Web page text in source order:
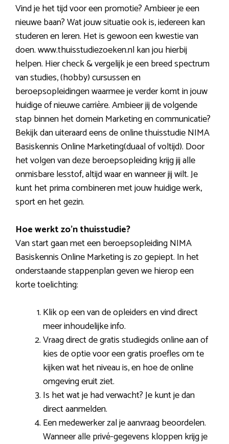
Vind je het tijd voor een promotie? Ambieer je een
nieuwe baan? Wat jouw situatie ook is, iedereen kan
studeren en leren. Het is gewoon een kwestie van
doen. www.thuisstudiezoeken.nl kan jou hierbij
helpen. Hier check & vergelijk je een breed spectrum
van studies, (hobby) cursussen en
beroepsopleidingen waarmee je verder komt in jouw
huidige of nieuwe carrière. Ambieer jij de volgende
stap binnen het domein Marketing en communicatie?
Bekijk dan uiteraard eens de online thuisstudie NIMA
Basiskennis Online Marketing(duaal of voltijd). Door
het volgen van deze beroepsopleiding krijg jij alle
onmisbare lesstof, altijd waar en wanneer jij wilt. Je
kunt het prima combineren met jouw huidige werk,
sport en het gezin.
Hoe werkt zo’n thuisstudie?
Van start gaan met een beroepsopleiding NIMA
Basiskennis Online Marketing is zo gepiept. In het
onderstaande stappenplan geven we hierop een
korte toelichting:
Klik op een van de opleiders en vind direct
meer inhoudelijke info.
Vraag direct de gratis studiegids online aan of
kies de optie voor een gratis proefles om te
kijken wat het niveau is, en hoe de online
omgeving eruit ziet.
Is het wat je had verwacht? Je kunt je dan
direct aanmelden.
Een medewerker zal je aanvraag beoordelen.
Wanneer alle privé-gegevens kloppen krijg je